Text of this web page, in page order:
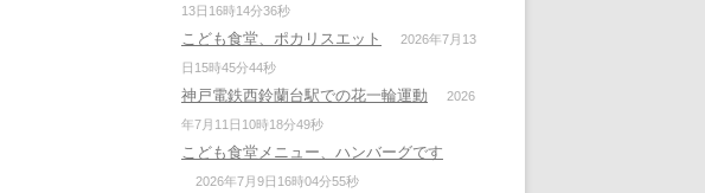
13日16時14分36秒
こども食堂、ポカリスエット
2026年7月13
日15時45分44秒
神戸電鉄西鈴蘭台駅での花一輪運動
2026
年7月11日10時18分49秒
こども食堂メニュー、ハンバーグです
2026年7月9日16時04分55秒